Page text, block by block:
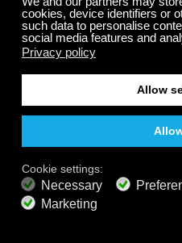
https://
blues-music/
The Painful Birth of Blues
Mysterious Origins of Jazz.
https://www.bbc.com/
mysetrious-origins-of-jazz